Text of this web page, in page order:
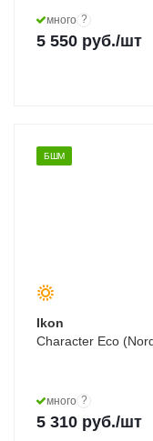
много ?
5 550 руб./шт
БШМ
Ikon
Character Eco
много ?
5 310 руб./шт